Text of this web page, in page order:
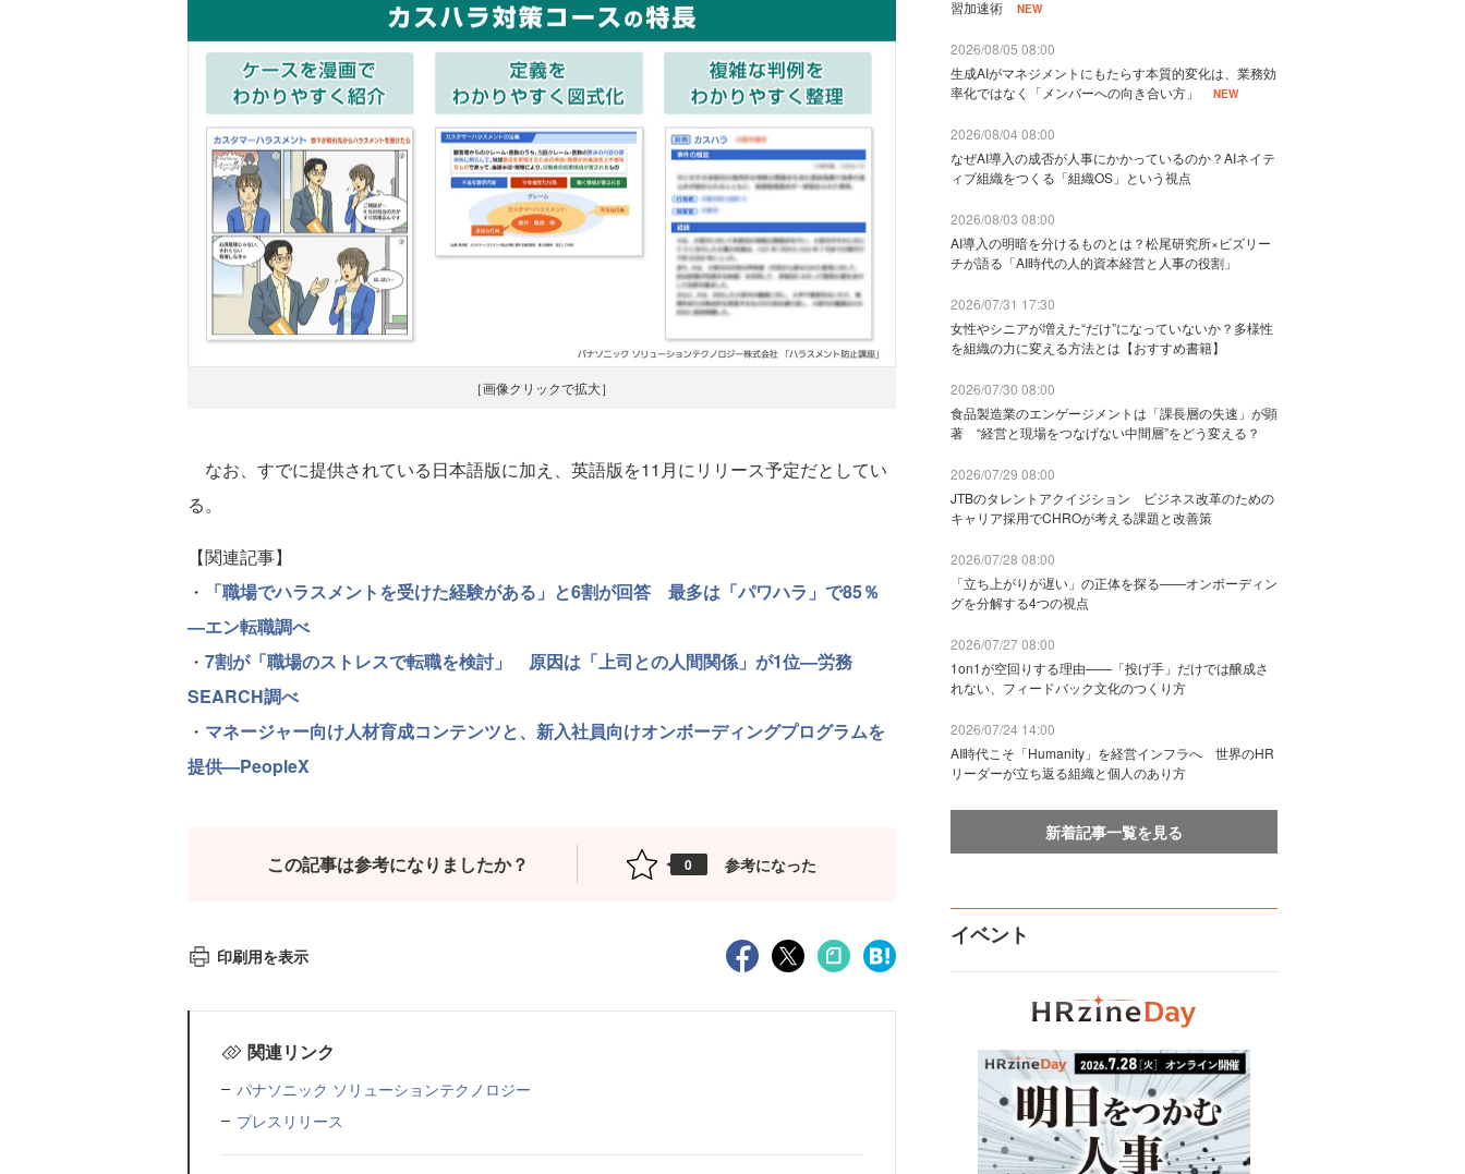
［画像クリックで拡大］
なお、すでに提供されている日本語版に加え、英語版を11月にリリース予定だとしてい
る。
【関連記事】
・
「職場でハラスメントを受けた経験がある」と6割が回答 最多は「パワハラ」で85％
—エン転職調べ
・ 7割が「職場のストレスで転職を検討」 原因は「上司との人間関係」が1位—労務
SEARCH調べ
・ マネージャー向け人材育成コンテンツと、新入社員向けオンボーディングプログラムを
提供—PeopleX
この記事は参考になりましたか？ 0 参考になった
印刷用を表示
関連リンク
パナソニック ソリューションテクノロジー
プレスリリース
習加速術
NEW
2026/08/05 08:00
生成AIがマネジメントにもたらす本質的変化は、業務効
率化ではなく「メンバーへの向き合い方」
NEW
2026/08/04 08:00
なぜAI導入の成否が人事にかかっているのか？AIネイテ
ィブ組織をつくる「組織OS」という視点
2026/08/03 08:00
AI導入の明暗を分けるものとは？松尾研究所×ビズリー
チが語る「AI時代の人的資本経営と人事の役割」
2026/07/31 17:30
女性やシニアが増えた“だけ”になっていないか？多様性
を組織の力に変える方法とは【おすすめ書籍】
2026/07/30 08:00
食品製造業のエンゲージメントは「課長層の失速」が顕
著 “経営と現場をつなげない中間層”をどう変える？
2026/07/29 08:00
JTBのタレントアクイジション ビジネス改革のための
キャリア採用でCHROが考える課題と改善策
2026/07/28 08:00
「立ち上がりが遅い」の正体を探る——オンボーディン
グを分解する4つの視点
2026/07/27 08:00
1on1が空回りする理由——「投げ手」だけでは醸成さ
れない、フィードバック文化のつくり方
2026/07/24 14:00
AI時代こそ「Humanity」を経営インフラへ 世界のHR
リーダーが立ち返る組織と個人のあり方
新着記事一覧を見る
イベント